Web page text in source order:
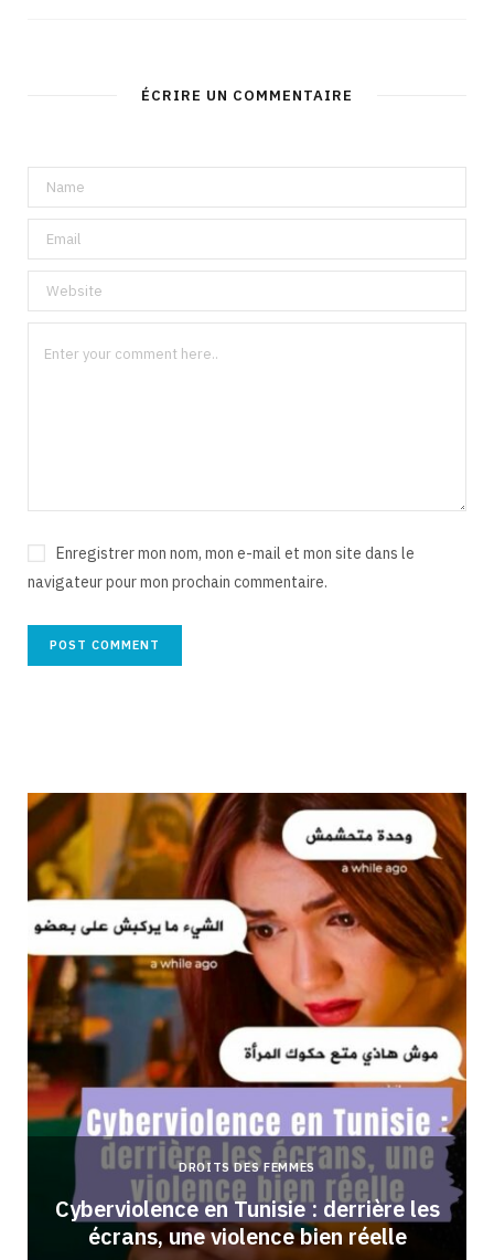
ÉCRIRE UN COMMENTAIRE
Enregistrer mon nom, mon e-mail et mon site dans le
navigateur pour mon prochain commentaire.
DROITS DES FEMMES
Cyberviolence en Tunisie : derrière les
écrans, une violence bien réelle